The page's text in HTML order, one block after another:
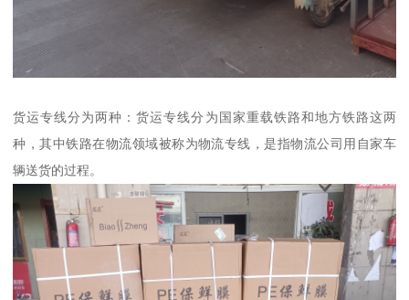
货运专线分为两种：货运专线分为国家重载铁路和地方铁路这两
种，其中铁路在物流领域被称为物流专线，是指物流公司用自家车
辆送货的过程。